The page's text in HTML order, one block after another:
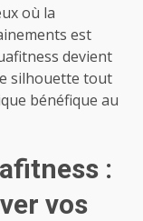
où la
est
devient
silhouette tout
bénéfique au
:
vos